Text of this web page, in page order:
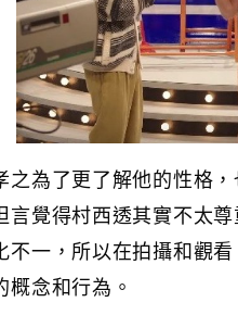
之為了更了解他的性格
言覺得村西透其實不太
不一，所以在拍攝和觀
概念和行為。